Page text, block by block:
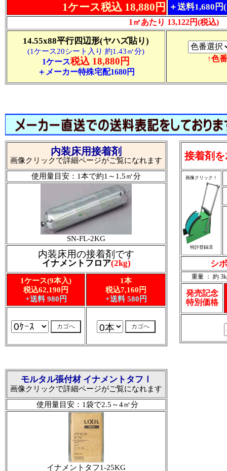
内装床用接着剤
画像クリックで詳細ページがご覧になれます
使用量目安：1本で約1～1.5㎡分
SN-FL-2KG
内装床用の接着剤です
イナメントフロア(2kg)
1ケース(9本入)
税込62,190円
+送料 980円
1本
税込7,160円
+送料 580円
接着剤
画像クリック！
特許登録済
シ
重量 ： 約
発売記念
特別価格
1ケース税込 18,880円 ＋送料1,680
1㎡あたり 13,122円(税込)
14.55x88平行四辺形(ヤハズ貼り)
(1ケース20シート入り 約1.43㎡分)
1ケース税込 18,880円
＋メーカー特殊宅配1680円
↑色
モルタル張付材 イナメントタフⅠ
画像クリックで詳細ページがご覧になれます
使用量目安：1袋で2.5～4㎡分
イナメントタフ1-25KG